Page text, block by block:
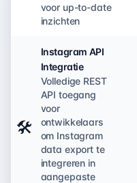
voor up-to-date
inzichten
🛠️
Instagram API
Integratie
Volledige REST
API toegang
voor
ontwikkelaars
om Instagram
data export te
integreren in
aangepaste